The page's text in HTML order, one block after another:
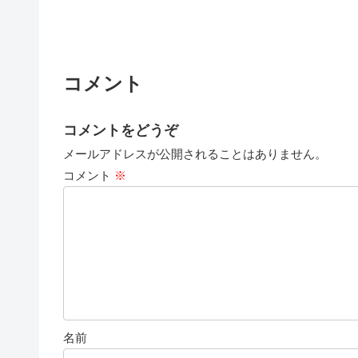
コメント
コメントをどうぞ
メールアドレスが公開されることはありません。
コメント ※
名前